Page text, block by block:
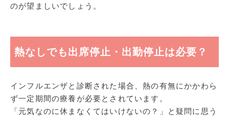
のが望ましいでしょう。
熱なしでも出席停止・出勤停止は必要？
インフルエンザと診断された場合、熱の有無にかかわら
ず一定期間の療養が必要とされています。
「元気なのに休まなくてはいけないの？」と疑問に思う